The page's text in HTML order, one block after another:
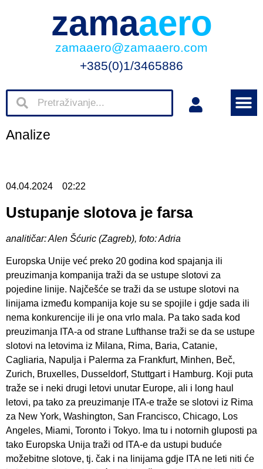
zamaaero
zamaaero@zamaaero.com
+385(0)1/3465886
Analize
04.04.2024 02:22
Ustupanje slotova je farsa
analitičar: Alen Šćuric (Zagreb), foto: Adria
Europska Unije već preko 20 godina kod spajanja ili
preuzimanja kompanija traži da se ustupe slotovi za
pojedine linije. Najčešće se traži da se ustupe slotovi na
linijama između kompanija koje su se spojile i gdje sada ili
nema konkurencije ili je ona vrlo mala. Pa tako sada kod
preuzimanja ITA-a od strane Lufthanse traži se da se ustupe
slotovi na letovima iz Milana, Rima, Baria, Catanie,
Cagliaria, Napulja i Palerma za Frankfurt, Minhen, Beč,
Zurich, Bruxelles, Dusseldorf, Stuttgart i Hamburg. Koji puta
traže se i neki drugi letovi unutar Europe, ali i long haul
letovi, pa tako za preuzimanje ITA-e traže se slotovi iz Rima
za New York, Washington, San Francisco, Chicago, Los
Angeles, Miami, Toronto i Tokyo. Ima tu i notornih gluposti pa
tako Europska Unija traži od ITA-e da ustupi buduće
možebitne slotove, tj. čak i na linijama gdje ITA ne leti niti će